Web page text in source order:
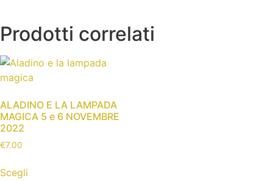
Prodotti correlati
ALADINO E LA LAMPADA
MAGICA 5 e 6 NOVEMBRE
2022
€7.00
Scegli